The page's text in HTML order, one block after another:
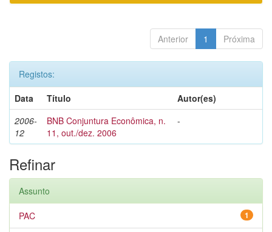
Anterior 1 Próxima
Registos:
Data
Título
Autor(es)
2006-
12
BNB Conjuntura Econômica, n.
11, out./dez. 2006
-
Refinar
Assunto
1
PAC